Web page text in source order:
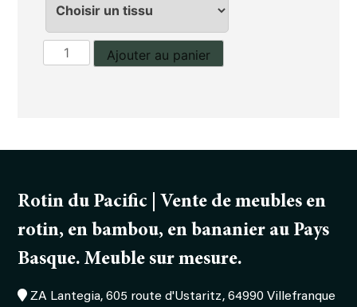
quantité
de
Ajouter au panier
Rotin du Pacific | Vente de meubles en
rotin, en bambou, en bananier au Pays
Basque. Meuble sur mesure.
ZA Lantegia, 605 route d'Ustaritz, 64990 Villefranque